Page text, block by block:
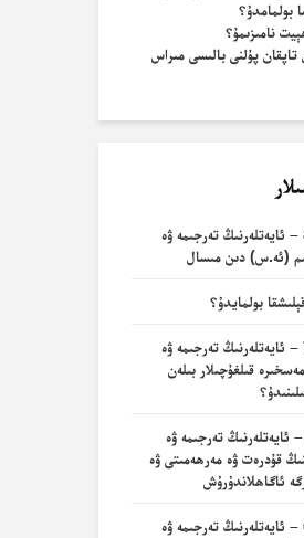
بولمامدۇ؟
نامىزىمۇ؟
پۇلنى بالىسى مىراس
ئەنئام، 74 ~ 81 – ئايەتلەرنىڭ تەرجىمە ۋە
(ئە.س) دىن مىسال
بولمايدۇ؟
ئەنئام، 69 ~ 73 – ئايەتلەرنىڭ تەرجىمە ۋە
قىلغۇچىلار بىلەن
ئەنئام، 63 ~67 – ئايەتلەرنىڭ تەرجىمە ۋە
قۇدرەت ۋە مەرھەمىتى ۋە
ئاگاھلاندۇرۇش
ئەنئام، 60 ~ 62 – ئايەتلەرنىڭ تەرجىمە ۋە